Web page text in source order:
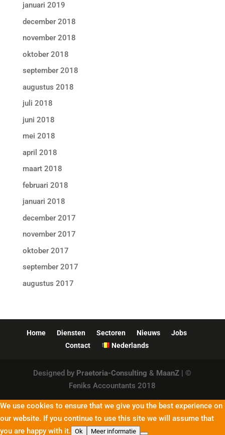
januari 2019
december 2018
november 2018
oktober 2018
september 2018
augustus 2018
juli 2018
juni 2018
mei 2018
april 2018
maart 2018
februari 2018
januari 2018
december 2017
november 2017
oktober 2017
september 2017
augustus 2017
Home Diensten Sectoren Nieuws
Jobs
Contact
Nederlands
Designed by Praetoria-Consulting & MaanZ | ©
Feniks Accountants 2018
We use cookies to ensure that we give you the best experience on
our website. If you continue to use this site we will assume that
you are happy with it. Ok Meer informatie